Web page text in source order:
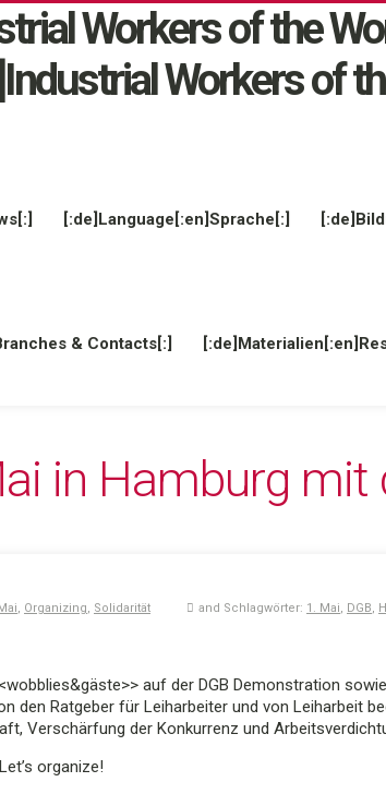
[:de]Language[:en]Sprache[:]
& Contacts[:]
in Hamburg mit
, Organizing, Solidarität and Schlagwörter: 1. Mai, DGB,
auf der DGB Demonstration
den Ratgeber für Leiharbeiter und von Leiharbeit
Verschärfung der Konkurrenz und
organize!